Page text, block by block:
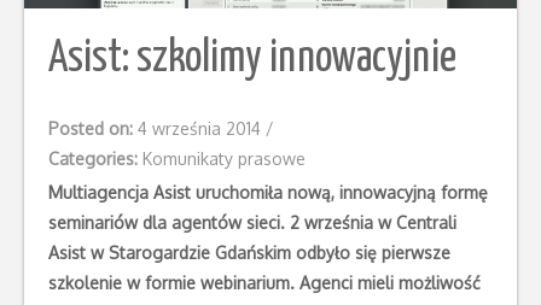
Asist: szkolimy innowacyjnie
Posted on: 4 września 2014 /
Categories: Komunikaty prasowe
Multiagencja Asist uruchomiła nową, innowacyjną formę
seminariów dla agentów sieci. 2 września w Centrali
Asist w Starogardzie Gdańskim odbyło się pierwsze
szkolenie w formie webinarium. Agenci mieli możliwość